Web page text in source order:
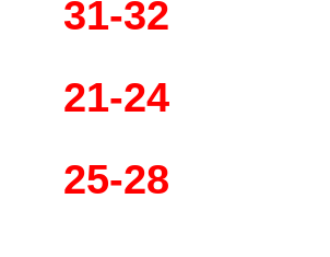
31-32
21-24
25-28